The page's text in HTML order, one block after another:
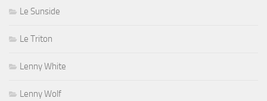
Le Sunside
Le Triton
Lenny White
Lenny Wolf